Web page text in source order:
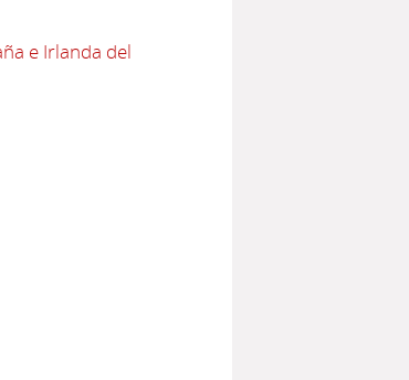
e Irlanda del